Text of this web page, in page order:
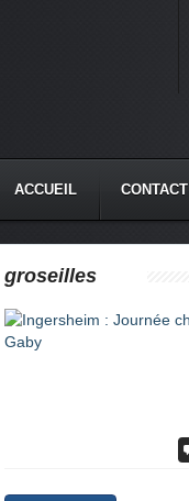
ACCUEIL CONTACT
groseilles